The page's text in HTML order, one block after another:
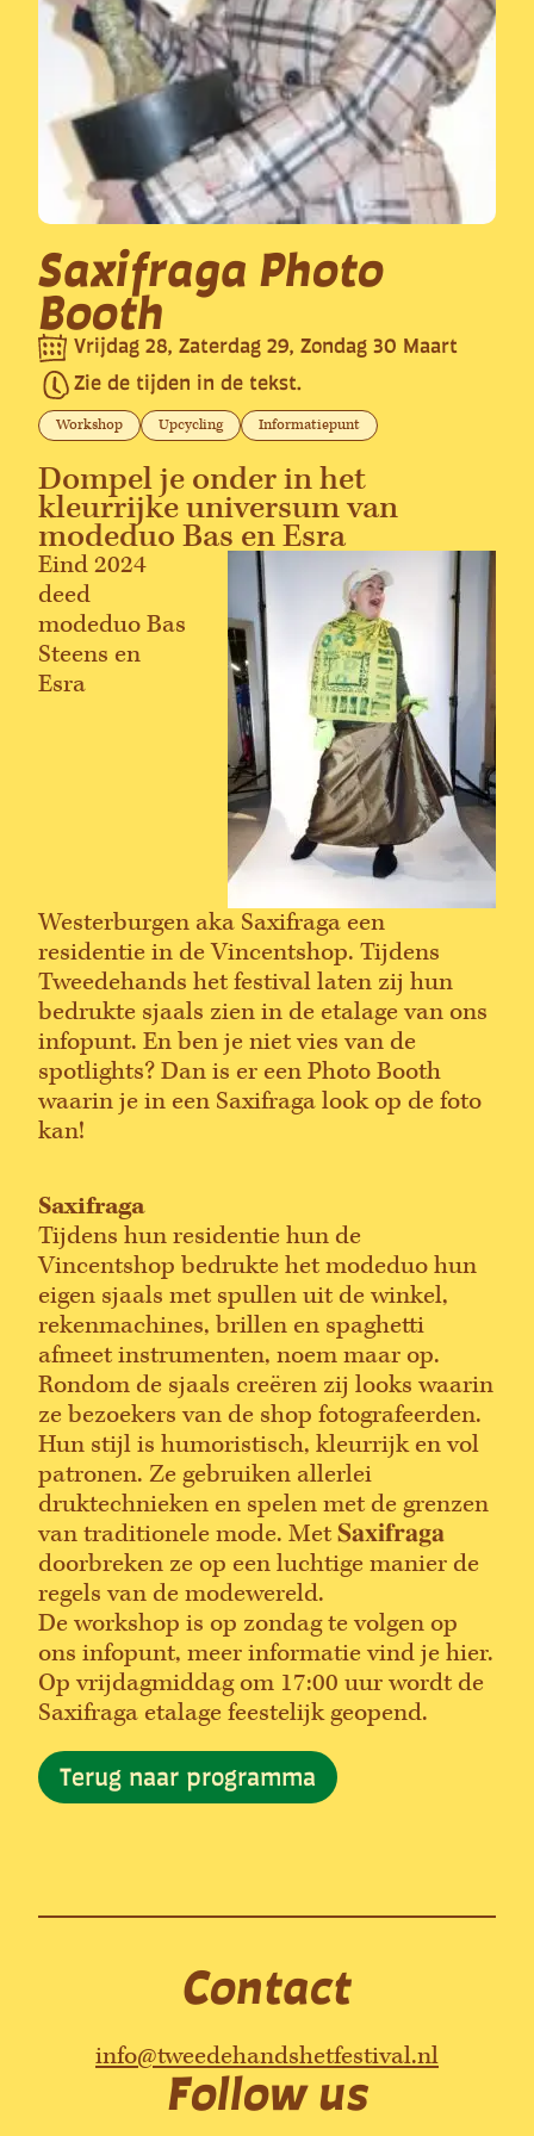
Saxifraga Photo
Booth
Vrijdag 28, Zaterdag 29, Zondag 30 Maart
Zie de tijden in de tekst.
Workshop Upcycling Informatiepunt
Dompel je onder in het
kleurrijke universum van
modeduo Bas en Esra
Eind 2024
deed
modeduo Bas
Steens en
Esra
Westerburgen aka Saxifraga een
residentie in de Vincentshop. Tijdens
Tweedehands het festival laten zij hun
bedrukte sjaals zien in de etalage van ons
infopunt. En ben je niet vies van de
spotlights? Dan is er een Photo Booth
waarin je in een Saxifraga look op de foto
kan!
Saxifraga
Tijdens hun residentie hun de
Vincentshop bedrukte het modeduo hun
eigen sjaals met spullen uit de winkel,
rekenmachines, brillen en spaghetti
afmeet instrumenten, noem maar op.
Rondom de sjaals creëren zij looks waarin
ze bezoekers van de shop fotografeerden.
Hun stijl is humoristisch, kleurrijk en vol
patronen. Ze gebruiken allerlei
druktechnieken en spelen met de grenzen
van traditionele mode. Met 𝐒𝐚𝐱𝐢𝐟𝐫𝐚𝐠𝐚
doorbreken ze op een luchtige manier de
regels van de modewereld.
De workshop is op zondag te volgen op
ons infopunt, meer informatie vind je hier.
Op vrijdagmiddag om 17:00 uur wordt de
Saxifraga etalage feestelijk geopend.
Terug naar programma
Contact
info@tweedehandshetfestival.nl
Follow us